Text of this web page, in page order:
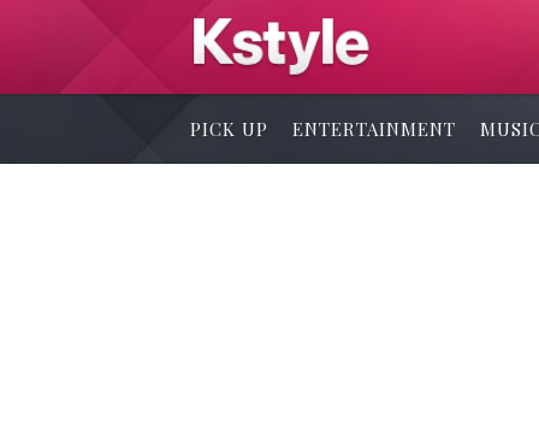
PICK UP ENTERTAINMENT